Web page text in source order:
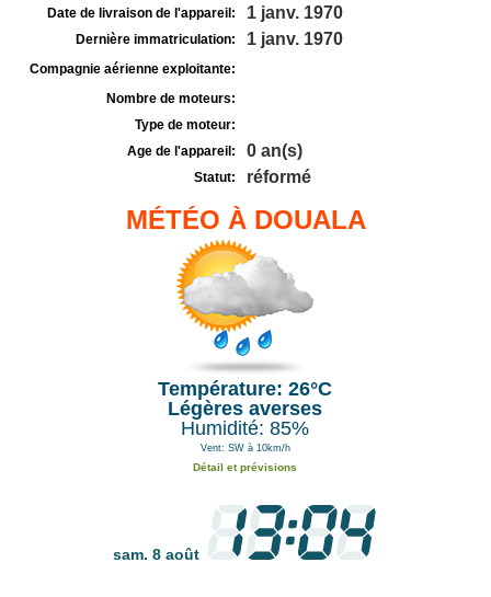
Date de livraison de l'appareil: 1 janv. 1970
Dernière immatriculation: 1 janv. 1970
Compagnie aérienne exploitante:
Nombre de moteurs:
Type de moteur:
Age de l'appareil:
0 an(s)
Statut: réformé
MÉTÉO À DOUALA
Température: 26°C
Légères averses
Humidité: 85%
Vent: SW à 10km/h
Détail et prévisions
sam. 8 août